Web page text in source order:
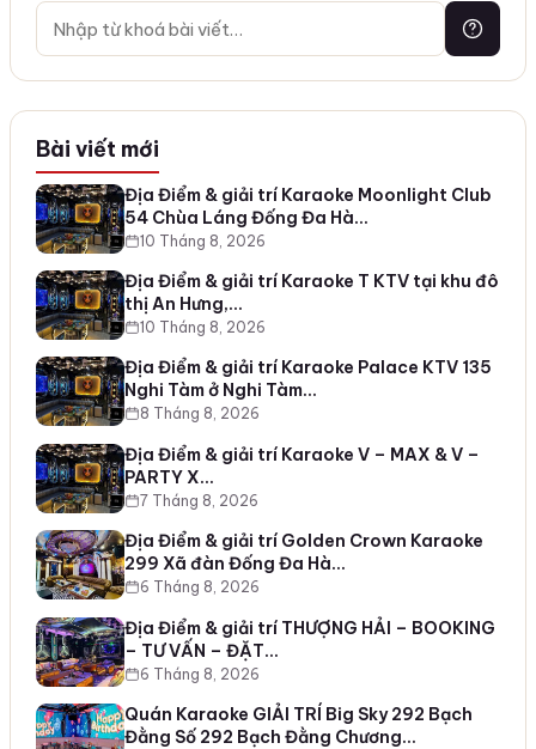
Bài viết mới
Địa Điểm & giải trí Karaoke Moonlight Club
54 Chùa Láng Đống Đa Hà…
10 Tháng 8, 2026
Địa Điểm & giải trí Karaoke T KTV tại khu đô
thị An Hưng,…
10 Tháng 8, 2026
Địa Điểm & giải trí Karaoke Palace KTV 135
Nghi Tàm ở Nghi Tàm…
8 Tháng 8, 2026
Địa Điểm & giải trí Karaoke V – MAX & V –
PARTY X…
7 Tháng 8, 2026
Địa Điểm & giải trí Golden Crown Karaoke
299 Xã đàn Đống Đa Hà…
6 Tháng 8, 2026
Địa Điểm & giải trí THƯỢNG HẢI – BOOKING
– TƯ VẤN – ĐẶT…
6 Tháng 8, 2026
Quán Karaoke GIẢI TRÍ Big Sky 292 Bạch
Đằng Số 292 Bạch Đằng Chương…